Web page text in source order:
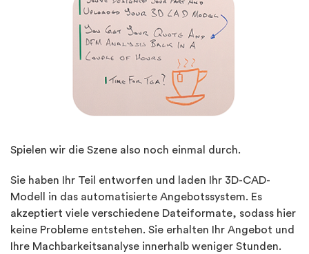
Spielen wir die Szene also noch einmal durch.
Sie haben Ihr Teil entworfen und laden Ihr 3D-CAD-
Modell in das automatisierte Angebotssystem. Es
akzeptiert viele verschiedene Dateiformate, sodass hier
keine Probleme entstehen. Sie erhalten Ihr Angebot und
Ihre Machbarkeitsanalyse innerhalb weniger Stunden.